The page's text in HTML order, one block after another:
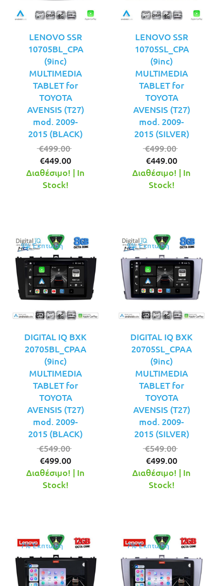
LENOVO SSR
10705BL_CPA
(9inc)
MULTIMEDIA
TABLET for
TOYOTA
AVENSIS (T27)
mod. 2009-
2015 (BLACK)
€499.00
was:
€449.00
τρέχουσα
Διαθέσιμο! | In
Stock!
LENOVO SSR
10705SL_CPA
(9inc)
MULTIMEDIA
TABLET for
TOYOTA
AVENSIS (T27)
mod. 2009-
2015 (SILVER)
€499.00
was:
€449.00
τρέχουσα
Διαθέσιμο! | In
Stock!
9% Έκπτωση
DIGITAL IQ BXK
20705BL_CPAA
(9inc)
MULTIMEDIA
TABLET for
TOYOTA
AVENSIS (T27)
mod. 2009-
2015 (BLACK)
€549.00
was:
€499.00
τρέχουσα
Διαθέσιμο! | In
Stock!
9% Έκπτωση
DIGITAL IQ BXK
20705SL_CPAA
(9inc)
MULTIMEDIA
TABLET for
TOYOTA
AVENSIS (T27)
mod. 2009-
2015 (SILVER)
€549.00
was:
€499.00
τρέχουσα
Διαθέσιμο! | In
Stock!
7% Έκπτωση 7% Έκπτωση